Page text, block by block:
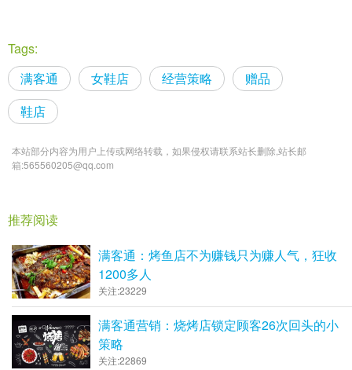
Tags:
满客通
女鞋店 经营策略
赠品
鞋店
本站部分内容为用户上传或网络转载，如果侵权请联系站长删除,站长邮
箱:565560205@qq.com
推荐阅读
满客通：烤鱼店不为赚钱只为赚人气，狂收
1200多人
关注:23229
满客通营销：烧烤店锁定顾客26次回头的小
策略
关注:22869